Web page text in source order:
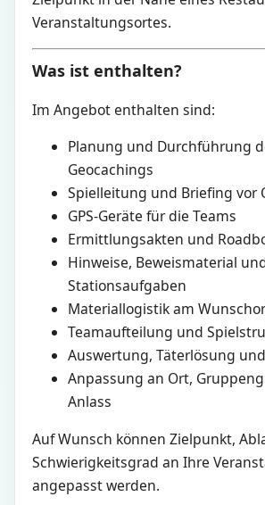
Veranstaltungsortes.
Was ist enthalten?
Im Angebot enthalten sind:
Planung und Durchführung
Geocachings
Spielleitung und Briefing vor
GPS-Geräte für die Teams
Ermittlungsakten und
Hinweise, Beweismaterial
Stationsaufgaben
Materiallogistik am
Teamaufteilung und
Auswertung, Täterlösung
Anpassung an Ort,
Anlass
Auf Wunsch können Zielpunkt,
Schwierigkeitsgrad an Ihre
angepasst werden.